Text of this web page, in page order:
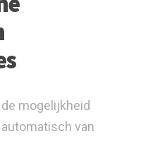
mogelijkheid
van